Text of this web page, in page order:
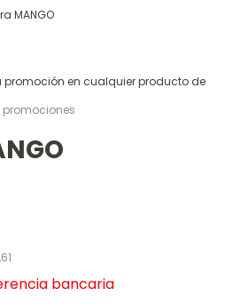
MANGO
en cualquier producto de
bancaria